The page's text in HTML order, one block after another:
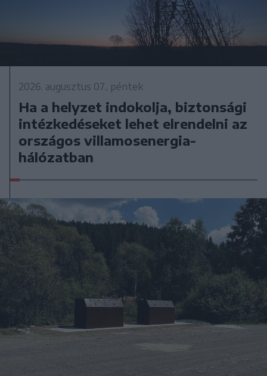
2026. augusztus 07., péntek
Ha a helyzet indokolja, biztonsági
intézkedéseket lehet elrendelni az
országos villamosenergia-
hálózatban